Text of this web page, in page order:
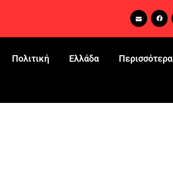
Πολιτική Ελλάδα Περισσότερα